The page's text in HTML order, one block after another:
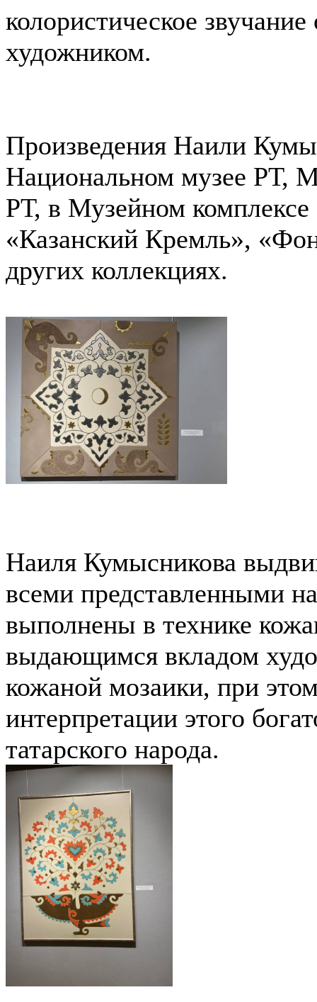
колористическое
художником.
Произведения Наили
Национальном музее РТ,
РТ, в Музейном комплексе
«Казанский Кремль»,
других коллекциях.
Наиля Кумысникова
всеми представленными
выполнены в технике
выдающимся вкладом
кожаной мозаики, при
интерпретации этого
татарского народа.